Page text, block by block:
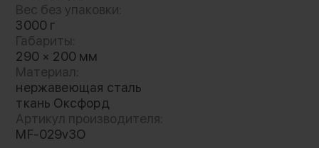
используется в качестве повышения
стабильности конструкции и создания
противовеса. В качестве наполнения
используется колотая стальная дробь. Для
подвешивания в конструкции используются
кольца из нержавеющей стали со сварным
соединением, что гарантирует надежность
даже при интенсивном использовании.
Sandbag выпускатеся в нескольких вариантах
Вес без упаковки:
3000 г
Габариты:
290 × 200 мм
Материал:
нержавеющая сталь
ткань Оксфорд
Артикул производителя:
MF-029v3O